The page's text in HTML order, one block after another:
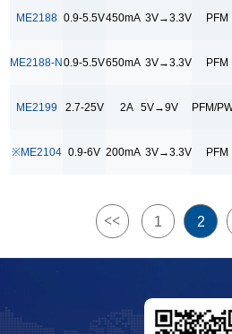
400mA 3V→5V
500mA 3V→5V
Charge Pump
PFM
PFM/PWM
输出电压
ME2188 0.9-5.5V450mA 3V→3.3V PFM
ME2188-N0.9-5.5V650mA 3V→3.3V PFM
ME2199 2.7-25V 2A 5V→9V PFM/
※ME2104 0.9-6V 200mA 3V→3.3V PFM
<< 1 2